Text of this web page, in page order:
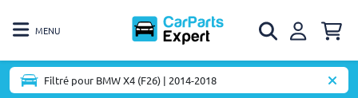
MENU
Filtré pour BMW X4 (F26) | 2014-2018